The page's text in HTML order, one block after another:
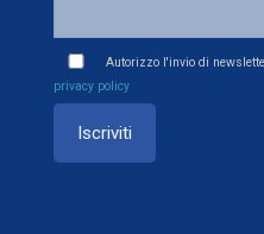
Autorizzo l'invio di
privacy policy